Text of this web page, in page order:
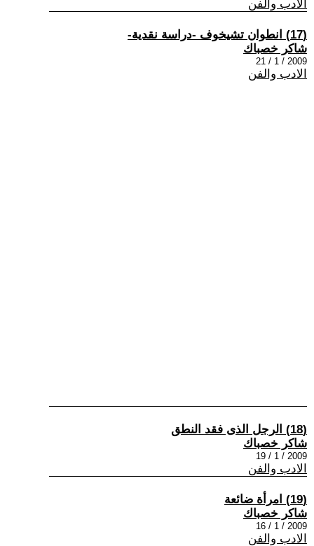
الادب والفن
(17) انطوان تشيخوف -دراسة نقدية-
شاكر خصباك
2009 / 1 / 21
الادب والفن
(18) الرجل الذى فقد النطق
شاكر خصباك
2009 / 1 / 19
الادب والفن
(19) امرأة ضائعة
شاكر خصباك
2009 / 1 / 16
الادب والفن